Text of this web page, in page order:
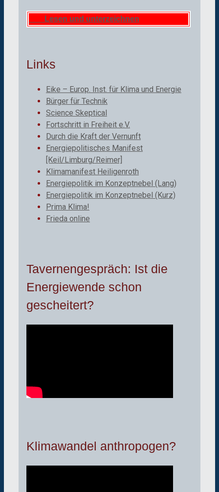
Lesen und unterzeichnen
Links
Eike – Europ. Inst. für Klima und Energie
Bürger für Technik
Science Skeptical
Fortschritt in Freiheit e.V.
Durch die Kraft der Vernunft
Energiepolitisches Manifest
[Keil/Limburg/Reimer]
Klimamanifest Heiligenroth
Energiepolitik im Konzeptnebel (Lang)
Energiepolitik im Konzeptnebel (Kurz)
Prima Klima!
Frieda online
Tavernengespräch: Ist die
Energiewende schon
gescheitert?
Klimawandel anthropogen?